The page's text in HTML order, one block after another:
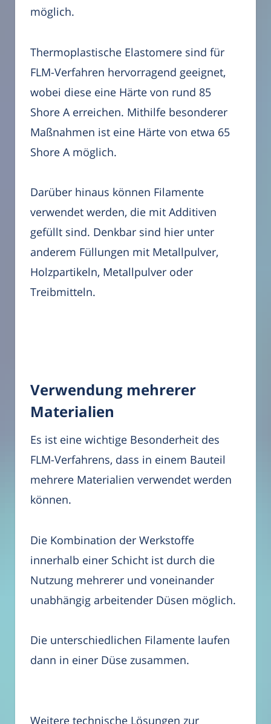
möglich.
Thermoplastische Elastomere sind für
FLM-Verfahren hervorragend geeignet,
wobei diese eine Härte von rund 85
Shore A erreichen. Mithilfe besonderer
Maßnahmen ist eine Härte von etwa 65
Shore A möglich.
Darüber hinaus können Filamente
verwendet werden, die mit Additiven
gefüllt sind. Denkbar sind hier unter
anderem Füllungen mit Metallpulver,
Holzpartikeln, Metallpulver oder
Treibmitteln.
Verwendung mehrerer
Materialien
Es ist eine wichtige Besonderheit des
FLM-Verfahrens, dass in einem Bauteil
mehrere Materialien verwendet werden
können.
Die Kombination der Werkstoffe
innerhalb einer Schicht ist durch die
Nutzung mehrerer und voneinander
unabhängig arbeitender Düsen möglich.
Die unterschiedlichen Filamente laufen
dann in einer Düse zusammen.
Weitere technische Lösungen zur